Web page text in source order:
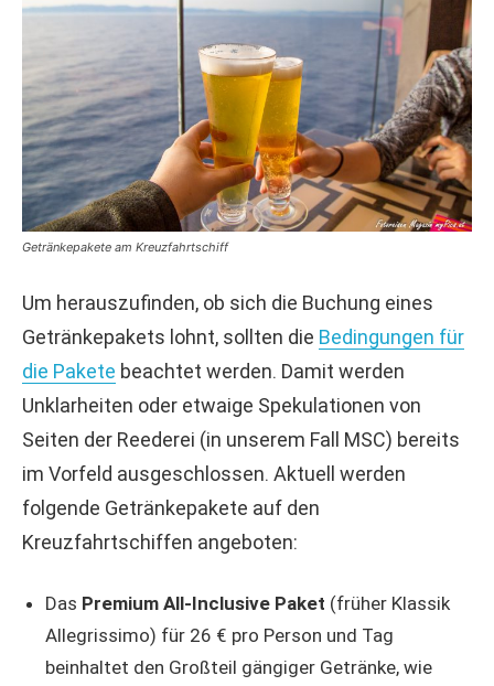
Getränkepakete am Kreuzfahrtschiff
Um herauszufinden, ob sich die Buchung eines
Getränkepakets lohnt, sollten die Bedingungen für
die Pakete beachtet werden. Damit werden
Unklarheiten oder etwaige Spekulationen von
Seiten der Reederei (in unserem Fall MSC) bereits
im Vorfeld ausgeschlossen. Aktuell werden
folgende Getränkepakete auf den
Kreuzfahrtschiffen angeboten:
Das Premium All-Inclusive Paket (früher Klassik
Allegrissimo) für 26 € pro Person und Tag
beinhaltet den Großteil gängiger Getränke, wie